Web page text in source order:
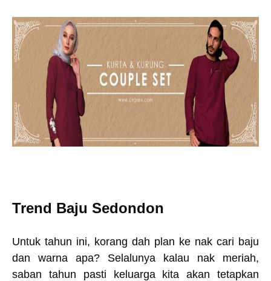
Trend Baju Sedondon
Untuk tahun ini, korang dah plan ke nak cari baju
dan warna apa? Selalunya kalau nak meriah,
saban tahun pasti keluarga kita akan tetapkan